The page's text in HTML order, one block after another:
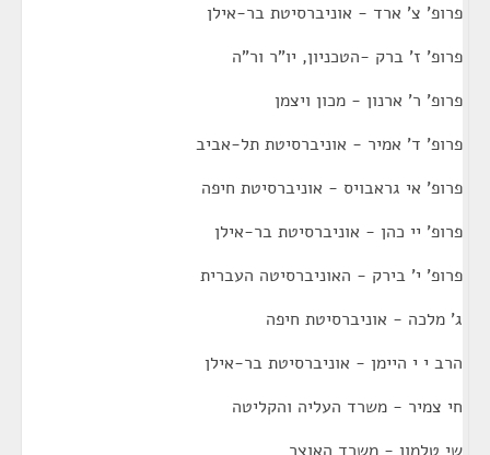
פרופ' צ' ארד - אוניברסיטת בר-אילן
פרופ' ז' ברק -הטכניון, יו"ר ור"ה
פרופ' ר' ארנון - מכון ויצמן
פרופ' ד' אמיר - אוניברסיטת תל-אביב
פרופ' אי גראבויס - אוניברסיטת חיפה
פרופ' יי כהן - אוניברסיטת בר-אילן
פרופ' י' בירק - האוניברסיטה העברית
ג' מלכה - אוניברסיטת חיפה
הרב י י היימן - אוניברסיטת בר-אילן
חי צמיר - משרד העליה והקליטה